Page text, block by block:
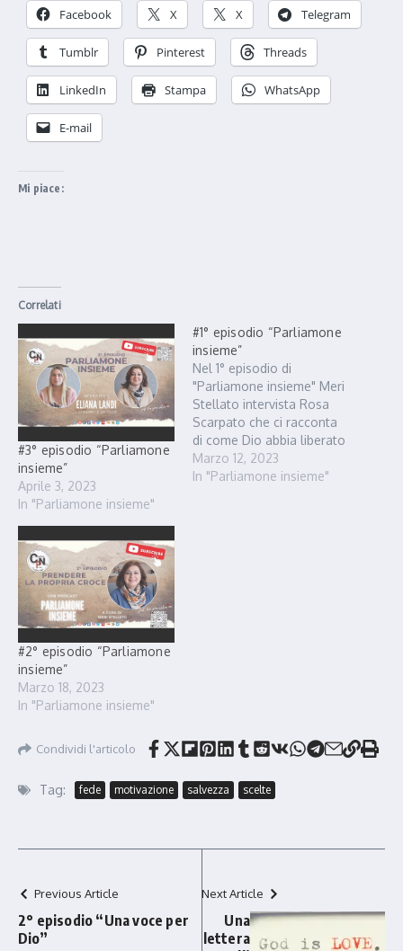
Facebook X X Telegram
Tumblr Pinterest Threads
LinkedIn Stampa WhatsApp
E-mail
Mi piace:
Correlati
#3° episodio “Parliamone
insieme”
Aprile 3, 2023
In "Parliamone insieme"
#1° episodio “Parliamone
insieme”
Nel 1° episodio di
"Parliamone insieme" Meri
Stellato intervista Rosa
Scarpato che ci racconta
di come Dio abbia liberato
la sua vita nel momento
del bisogno e abbia
Marzo 12, 2023
In "Parliamone insieme"
#2° episodio “Parliamone
insieme”
Marzo 18, 2023
In "Parliamone insieme"
Condividi l'articolo
Tag: fede motivazione salvezza scelte
Previous Article
2° episodio “Una voce per
Dio”
Next Article
Una
lettera